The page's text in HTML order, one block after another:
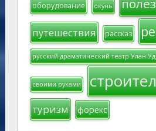
оборудование окунь
путешествия рассказ
русский драматический театр Улан-
своими руками
туризм форекс